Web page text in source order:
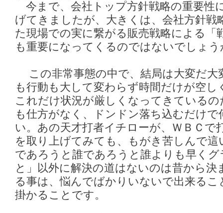
今まで、会社トップ方針戦略の重要性
げてきましたが、大きくは、会社方針戦
た現場での実に繋がる販売戦略による「
も重要になってくるのではないでしょう
この非常事態の中で、結局は大変だ大
も行動も大して変わらず時間だけが空
これだけ状況が厳しくなってきている
も仕方がなく、ドンドン落ち込むだけ
い。あの天才打者イチローが、ＷＢＣで
を取り上げてみても、もがき苦しんで
であろうと誰であろうと誰よりも早く
と」以外に解決の道はないのは昔から
る事は、悩んでばかりいないで出来る
掛かることです。